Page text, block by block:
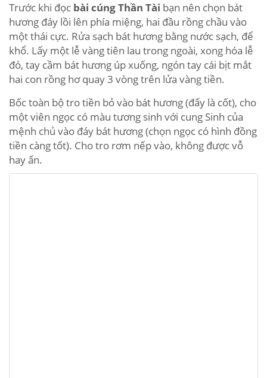
Trước khi đọc bài cúng Thần Tài bạn nên chọn bát
hương đáy lồi lên phía miệng, hai đầu rồng chầu vào
một thái cực. Rửa sạch bát hương bằng nước sạch, để
khổ. Lấy một lễ vàng tiên lau trong ngoài, xong hóa lễ
đó, tay cầm bát hương úp xuống, ngón tay cái bịt mắt
hai con rồng hơ quay 3 vòng trên lửa vàng tiền.
Bốc toàn bộ tro tiền bỏ vào bát hương (đấy là cốt), cho
một viên ngọc có màu tương sinh với cung Sinh của
mệnh chủ vào đáy bát hương (chọn ngọc có hình đồng
tiền càng tốt). Cho tro rơm nếp vào, không được vỗ
hay ấn.